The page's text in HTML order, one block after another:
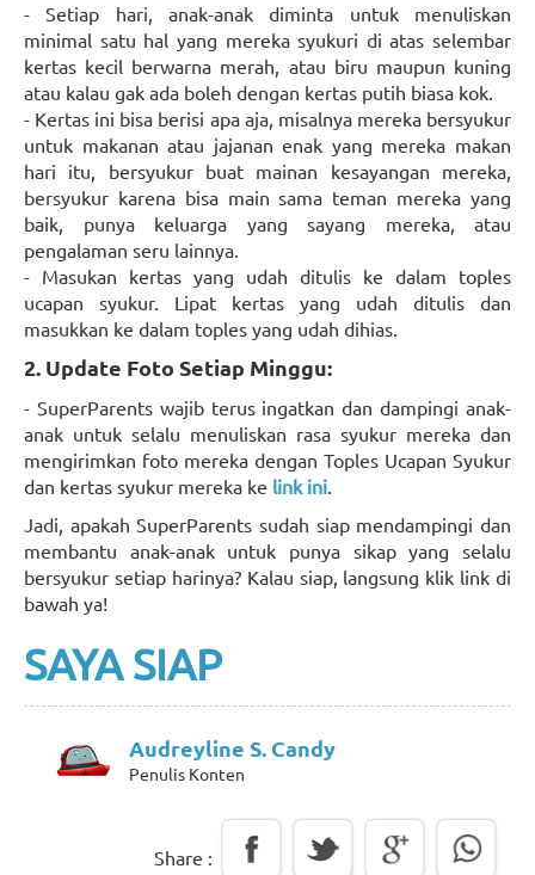
- Setiap hari, anak-anak diminta untuk menuliskan
minimal satu hal yang mereka syukuri di atas selembar
kertas kecil berwarna merah, atau biru maupun kuning
atau kalau gak ada boleh dengan kertas putih biasa kok.
- Kertas ini bisa berisi apa aja, misalnya mereka bersyukur
untuk makanan atau jajanan enak yang mereka makan
hari itu, bersyukur buat mainan kesayangan mereka,
bersyukur karena bisa main sama teman mereka yang
baik, punya keluarga yang sayang mereka, atau
pengalaman seru lainnya.
- Masukan kertas yang udah ditulis ke dalam toples
ucapan syukur. Lipat kertas yang udah ditulis dan
masukkan ke dalam toples yang udah dihias.
2. Update Foto Setiap Minggu:
- SuperParents wajib terus ingatkan dan dampingi anak-
anak untuk selalu menuliskan rasa syukur mereka dan
mengirimkan foto mereka dengan Toples Ucapan Syukur
dan kertas syukur mereka ke link ini.
Jadi, apakah SuperParents sudah siap mendampingi dan
membantu anak-anak untuk punya sikap yang selalu
bersyukur setiap harinya? Kalau siap, langsung klik link di
bawah ya!
SAYA SIAP
Audreyline S. Candy
Penulis Konten
Share :